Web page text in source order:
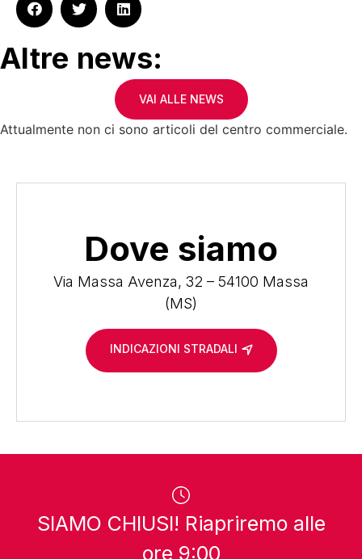
Altre news:
VAI ALLE NEWS
Attualmente non ci sono articoli del centro commerciale.
Dove siamo
Via Massa Avenza, 32 – 54100 Massa
(MS)
INDICAZIONI STRADALI
SIAMO CHIUSI! Riapriremo alle
ore 9:00